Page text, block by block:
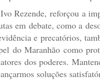
Rezende, reforçou a
em debate, como a
e precatórios,
do Maranhão como
dos poderes.
soluções